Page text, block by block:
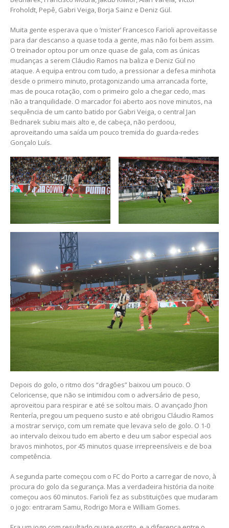
Froholdt, Pepê, Gabri Veiga, Borja Sainz e Deniz Gül.
Muita gente esperava que o ‘mister’ Francesco Farioli aproveitasse
para dar descanso a quase toda a gente, mas não foi bem assim.
O treinador optou por um onze quase de gala, com as únicas
mudanças a serem Cláudio Ramos na baliza e Deniz Gül no
ataque. A equipa entrou com tudo, a pressionar a defesa minhota
desde o primeiro minuto, protagonizando uma arrancada forte,
mas de pouca rotação, com o primeiro golo a chegar cedo, mas
não a tranquilidade. O marcador foi aberto aos nove minutos, na
sequência de um canto batido por Gabri Veiga, o central Jan
Bednarek subiu mais alto e, de cabeça, não perdoou,
aproveitando uma saída um pouco tremida do guarda-redes
Gonçalo Luís.
Depois do golo, o ritmo dos “dragões” baixou um pouco. O
Celoricense, que não se intimidou com o adversário de peso,
aproveitou para respirar e até se soltou mais. O avançado Jhon
Rentería, pregou um pequeno susto e até obrigou Cláudio Ramos
a mostrar serviço, com um remate que levava selo de golo. O 1-0
ao intervalo deixou tudo em aberto e deu um sabor especial aos
bravos minhotos, por 45 minutos quase irrepreensíveis e de boa
competência.
A segunda parte começou com o FC do Porto a carregar de novo, à
procura do golo da segurança. Mas a verdadeira história da noite
começou aos 60 minutos. Farioli fez as substituições que mudaram
o jogo: entraram Samu, Rodrigo Mora e William Gomes.